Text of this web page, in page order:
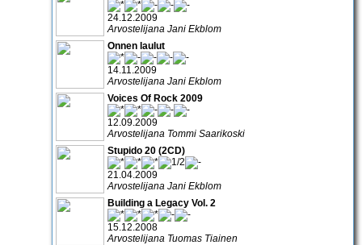
24.12.2009
Arvostelijana Jani Ekblom
Onnen laulut
14.11.2009
Arvostelijana Jani Ekblom
Voices Of Rock 2009
12.09.2009
Arvostelijana Tommi Saarikoski
Stupido 20 (2CD)
21.04.2009
Arvostelijana Jani Ekblom
Building a Legacy Vol. 2
15.12.2008
Arvostelijana Tuomas Tiainen